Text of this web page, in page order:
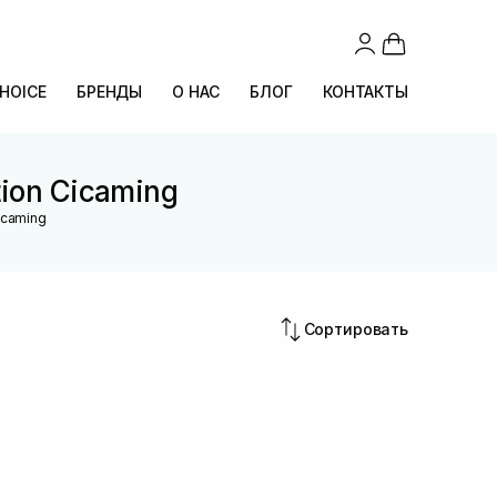
БРЕНДЫ О НАС БЛОГ КОНТАКТЫ
Cicaming
Сортировать